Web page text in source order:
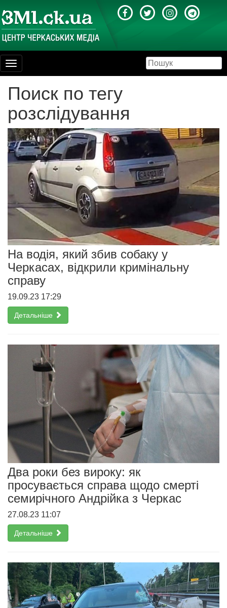
Toggle
navigation
Поиск по тегу
розслідування
На водія, який збив собаку у
Черкасах, відкрили кримінальну
справу
19.09.23 17:29
Детальніше
Два роки без вироку: як
просувається справа щодо смерті
семирічного Андрійка з Черкас
27.08.23 11:07
Детальніше